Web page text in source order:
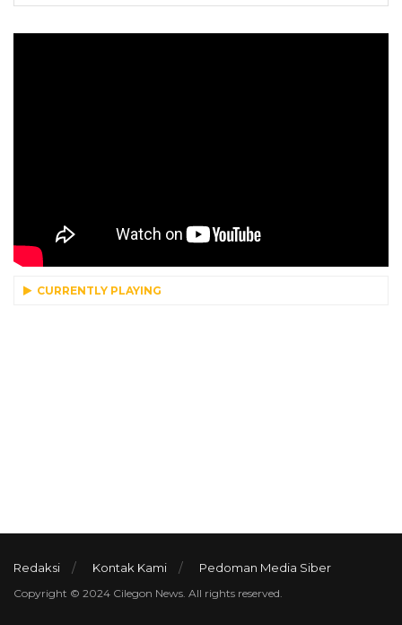
CURRENTLY PLAYING
Redaksi Kontak Kami Pedoman Media Siber
Copyright © 2024 Cilegon News. All rights reserved.